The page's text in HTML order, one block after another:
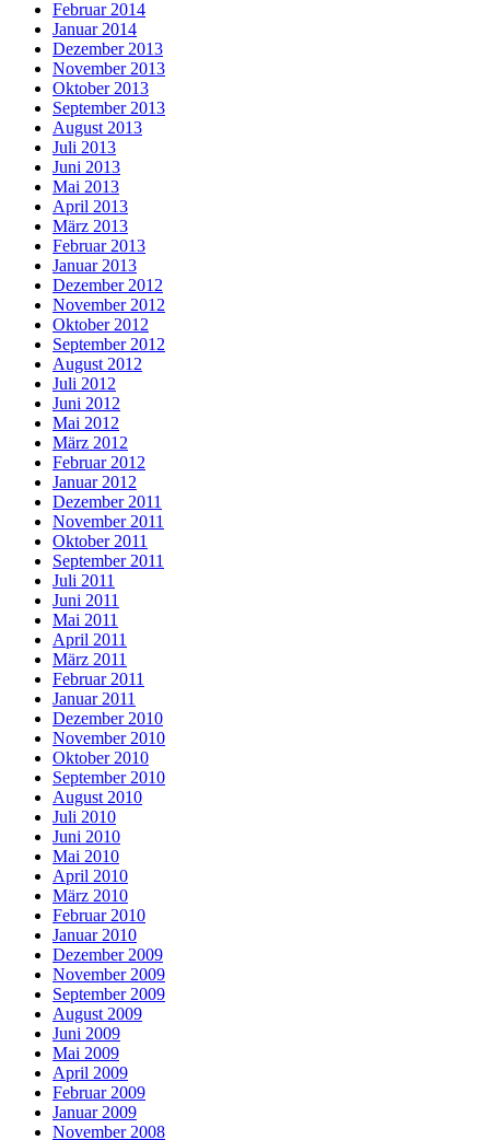
Februar 2014
Januar 2014
Dezember 2013
November 2013
Oktober 2013
September 2013
August 2013
Juli 2013
Juni 2013
Mai 2013
April 2013
März 2013
Februar 2013
Januar 2013
Dezember 2012
November 2012
Oktober 2012
September 2012
August 2012
Juli 2012
Juni 2012
Mai 2012
März 2012
Februar 2012
Januar 2012
Dezember 2011
November 2011
Oktober 2011
September 2011
Juli 2011
Juni 2011
Mai 2011
April 2011
März 2011
Februar 2011
Januar 2011
Dezember 2010
November 2010
Oktober 2010
September 2010
August 2010
Juli 2010
Juni 2010
Mai 2010
April 2010
März 2010
Februar 2010
Januar 2010
Dezember 2009
November 2009
September 2009
August 2009
Juni 2009
Mai 2009
April 2009
Februar 2009
Januar 2009
November 2008